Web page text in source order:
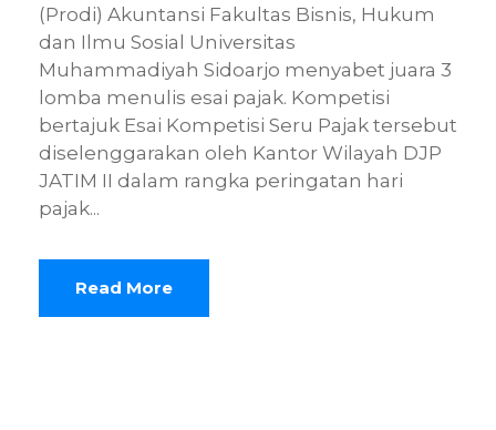
(Prodi) Akuntansi Fakultas Bisnis, Hukum
dan Ilmu Sosial Universitas
Muhammadiyah Sidoarjo menyabet juara 3
lomba menulis esai pajak. Kompetisi
bertajuk Esai Kompetisi Seru Pajak tersebut
diselenggarakan oleh Kantor Wilayah DJP
JATIM II dalam rangka peringatan hari
pajak...
Read More